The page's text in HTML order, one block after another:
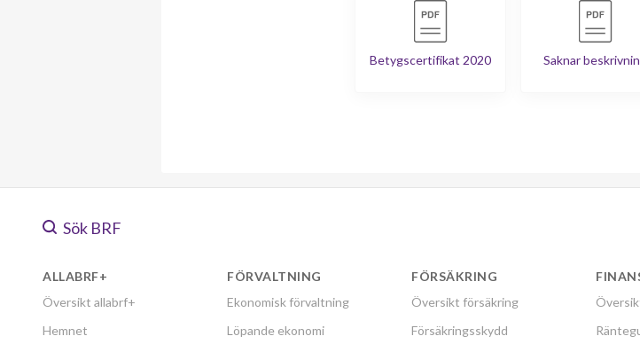
Betygscertifikat 2020 Saknar
Sök BRF
ALLABRF+
Översikt allabrf+
Hemnet
FÖRVALTNING
Ekonomisk förvaltning
Löpande ekonomi
FÖRSÄKRING
Översikt försäkring
Försäkringsskydd